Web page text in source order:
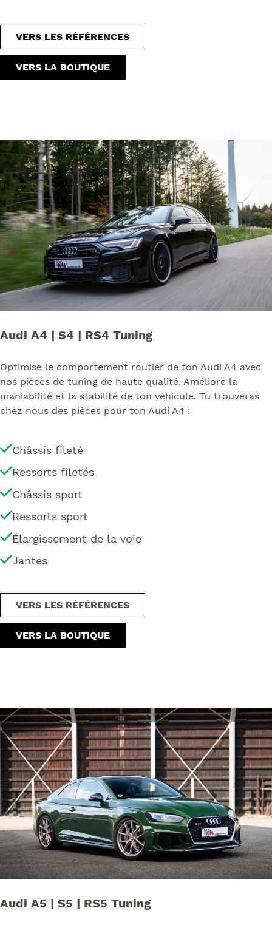
VERS LES RÉFÉRENCES
VERS LA BOUTIQUE
Audi A4 | S4 | RS4 Tuning
Optimise le comportement routier de ton Audi A4 avec
nos pièces de tuning de haute qualité. Améliore la
maniabilité et la stabilité de ton véhicule. Tu trouveras
chez nous des pièces pour ton Audi A4 :
Châssis fileté
Ressorts filetés
Châssis sport
Ressorts sport
Élargissement de la voie
Jantes
VERS LES RÉFÉRENCES
VERS LA BOUTIQUE
Audi A5 | S5 | RS5 Tuning